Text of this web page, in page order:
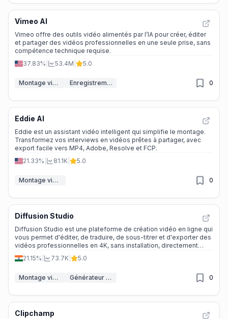
Vimeo AI
Vimeo offre des outils vidéo alimentés par l’IA pour créer, éditer
et partager des vidéos professionnelles en une seule prise, sans
compétence technique requise.
37.83%
53.4M 5.0
Montage vidéo Enregistrement vidéo IA 0
Eddie AI
Eddie est un assistant vidéo intelligent qui simplifie le montage.
Transformez vos interviews en vidéos prêtes à partager, avec
export facile vers MP4, Adobe, Resolve et FCP.
21.33%
81.1K 5.0
Montage vidéo 0
Diffusion Studio
Diffusion Studio est une plateforme de création vidéo en ligne qui
vous permet d'éditer, de traduire, de sous-titrer et d'exporter des
vidéos professionnelles en 4K, sans installation, directement
dans votre navigateur.
21.15% 73.7K 5.0
Montage vidéo Générateur de sous-titres IA 0
Clipchamp